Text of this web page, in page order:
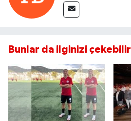
Bunlar da ilginizi çekebilir